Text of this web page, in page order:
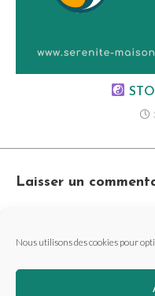
Nous utilisons des cookies pour
Laisser un